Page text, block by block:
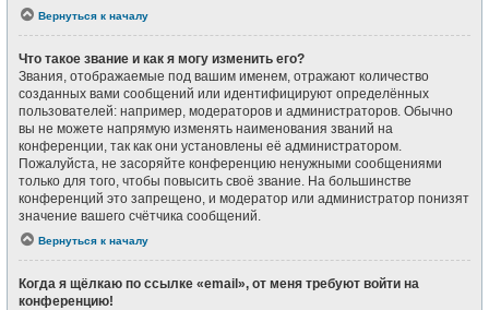
Вернуться к началу
Что такое звание и как я могу изменить его?
Звания, отображаемые под вашим именем, отражают количество
созданных вами сообщений или идентифицируют определённых
пользователей: например, модераторов и администраторов. Обычно
вы не можете напрямую изменять наименования званий на
конференции, так как они установлены её администратором.
Пожалуйста, не засоряйте конференцию ненужными сообщениями
только для того, чтобы повысить своё звание. На большинстве
конференций это запрещено, и модератор или администратор понизят
значение вашего счётчика сообщений.
Вернуться к началу
Когда я щёлкаю по ссылке «email», от меня требуют войти на
конференцию!